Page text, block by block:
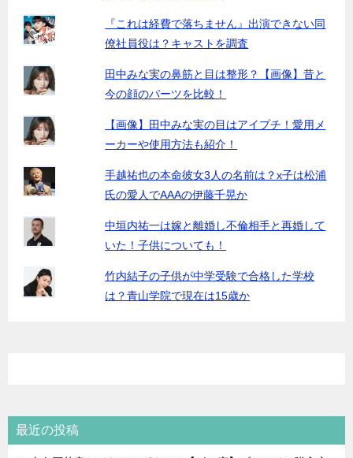
『これは経費で落ちません』出演できない同
僚社員役は？キャストを調査
田中みな実の鼻筋と目は整形？【画像】昔と
今の顔のパーツを比較！
【画像】田中みな実の目はアイプチ！愛用メ
ーカーや使用方法も紹介！
手越祐也の本命彼女3人の名前は？x子は松浦
氏の愛人でAAAの伊藤千晃か
中垣内祐一は嫁と離婚し不倫相手と再婚して
いた！子供についても！
竹内結子の子供が中学受験で合格した学校
は？青山学院で現在は15歳か
最近の投稿